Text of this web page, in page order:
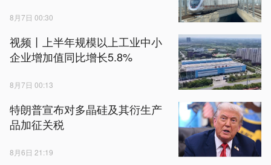
8月7日 00:30
视频丨上半年规模以上工业中小
企业增加值同比增长5.8%
8月7日 00:13
特朗普宣布对多晶硅及其衍生产
品加征关税
8月6日 21:19